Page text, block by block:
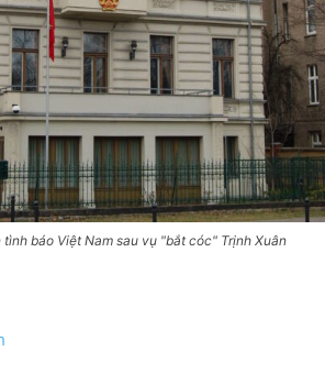
báo Việt Nam sau vụ "bắt cóc" Trịnh Xuân